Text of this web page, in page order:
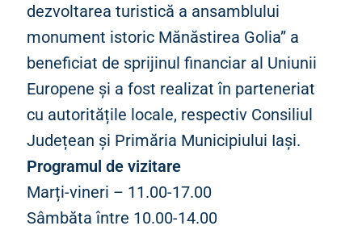
dezvoltarea turistică a ansamblului
monument istoric Mănăstirea Golia” a
beneficiat de sprijinul financiar al Uniunii
Europene și a fost realizat în parteneriat
cu autoritățile locale, respectiv Consiliul
Județean și Primăria Municipiului Iași.
Programul de vizitare
Marți-vineri – 11.00-17.00
Sâmbăta între 10.00-14.00